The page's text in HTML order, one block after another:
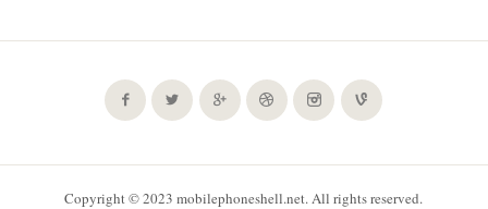
Copyright © 2023 mobilephoneshell.net. All rights reserved.